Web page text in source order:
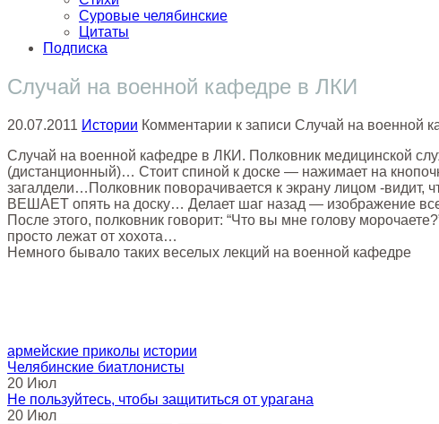
Суровые челябинские
Цитаты
Подписка
Случай на военной кафедре в ЛКИ
20.07.2011 Истории Комментарии к записи Случай на военной
Случай на военной кафедре в ЛКИ. Полковник медицинской
(дистанционный)… Стоит спиной к доске — нажимает на
загалдели…Полковник поворачивается к экрану лицом -
ВЕШАЕТ опять на доску… Делает шаг назад — изображение все
После этого, полковник говорит: “Что вы мне голову
просто лежат от хохота…
Немного бывало таких веселых лекций на военной кафедре
армейские приколы истории
Челябинские биатлонисты
20 Июл
Не пользуйтесь, чтобы защититься от урагана
20 Июл